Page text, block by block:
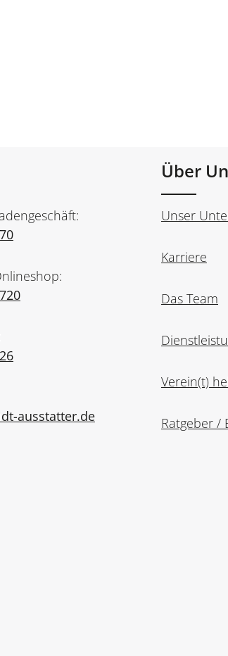
ausstatter.de
Über
Unser
Karriere
Das Team
Verein(t)
Ratgeber /